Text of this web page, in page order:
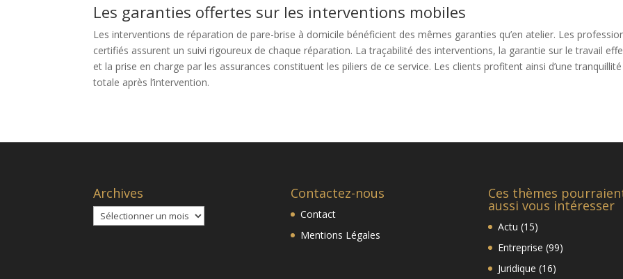
Les garanties offertes sur les interventions mobiles
Les interventions de réparation de pare-brise à domicile bénéficient des mêmes garanties qu’en atelier. Les
certifiés assurent un suivi rigoureux de chaque réparation. La traçabilité des interventions, la garantie sur le travail
et la prise en charge par les assurances constituent les piliers de ce service. Les clients profitent ainsi d’une tranquillité
totale après l’intervention.
Archives
Archives
Contactez-nous
Contact
Mentions Légales
Ces thèmes
aussi vous intéresser
Actu (15)
Entreprise (99)
Juridique (16)